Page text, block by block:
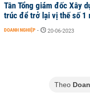
Tân Tổng giám đốc Xây
trúc để trở lại vị thế số 1
DOANH NGHIỆP - 20-06-2023
Theo